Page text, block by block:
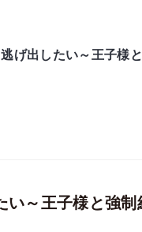
げ出したい～王子様
い～王子様と強制